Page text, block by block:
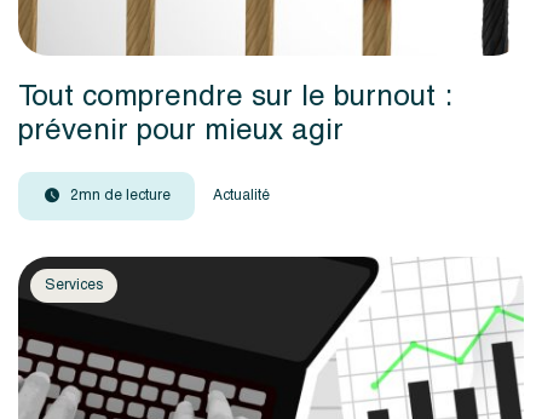
Tout comprendre sur le burnout :
prévenir pour mieux agir
2mn de lecture Actualité
Services